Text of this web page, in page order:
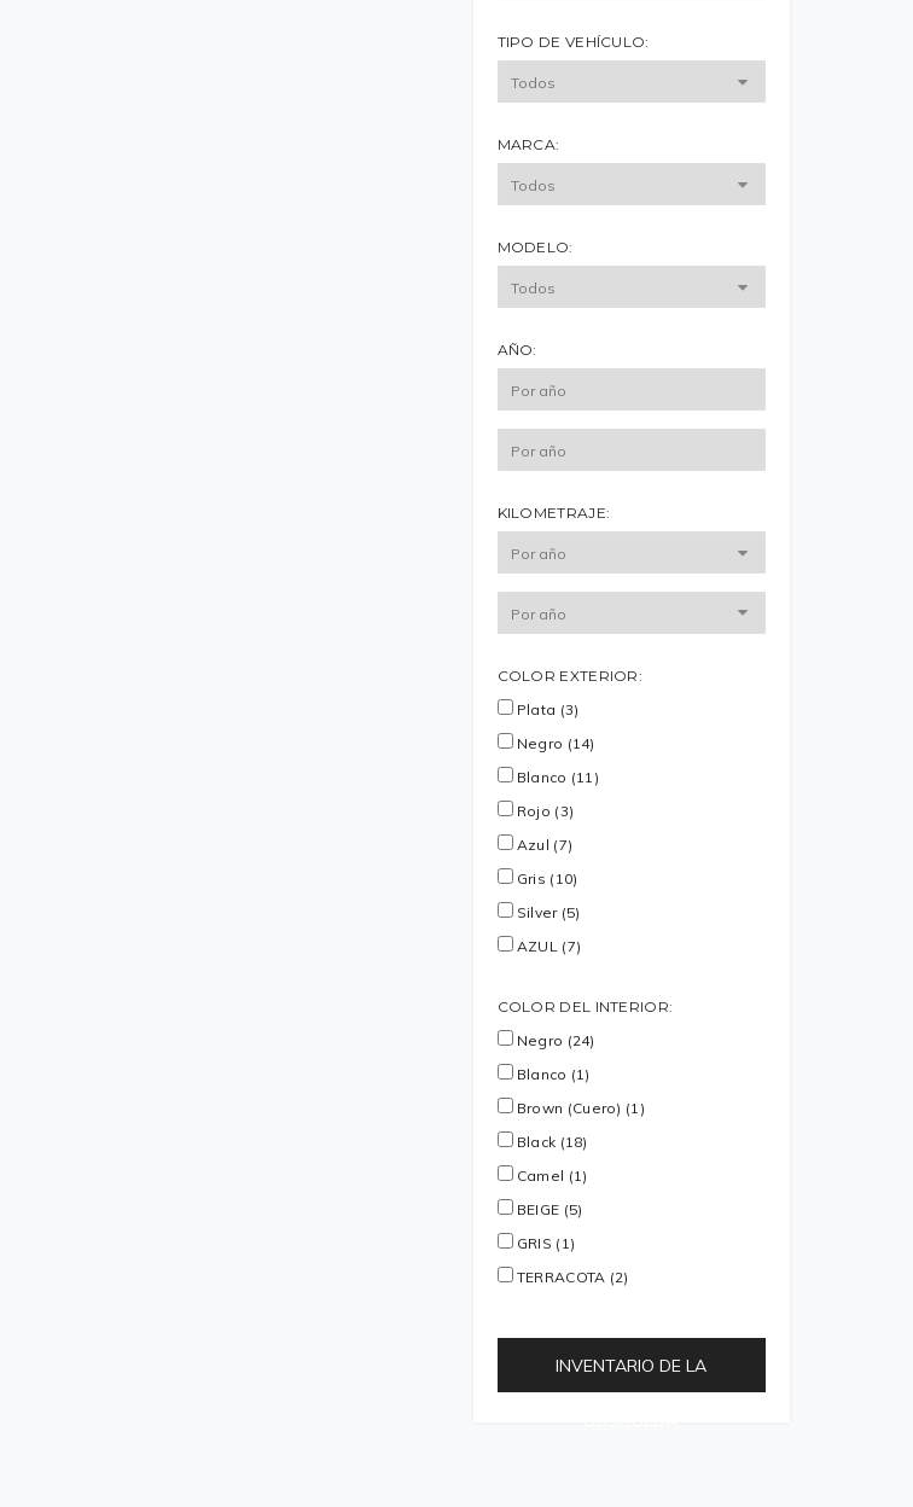
TIPO DE VEHÍCULO:
MARCA:
MODELO:
AÑO:
KILOMETRAJE:
COLOR EXTERIOR:
Plata (3)
Negro (14)
Blanco (11)
Rojo (3)
Azul (7)
Gris (10)
Silver (5)
AZUL (7)
COLOR DEL INTERIOR:
Negro (24)
Blanco (1)
Brown (Cuero) (1)
Black (18)
Camel (1)
BEIGE (5)
GRIS (1)
TERRACOTA (2)
INVENTARIO DE LA